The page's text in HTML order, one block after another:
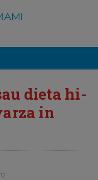
dieta hi-
in